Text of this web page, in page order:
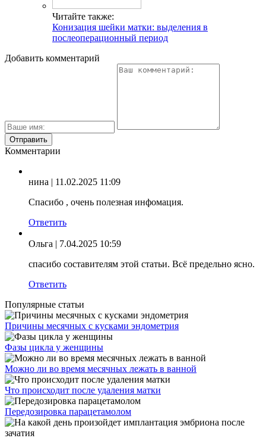
Читайте также:
Конизация шейки матки: выделения в
послеоперационный период
Добавить комментарий
Комментарии
нина | 11.02.2025 11:09
Спасибо , очень полезная инфомация.
Ответить
Ольга | 7.04.2025 10:59
спасибо составителям этой статьи. Всё предельно ясно.
Ответить
Популярные статьи
Причины месячных с кусками эндометрия
Фазы цикла у женщины
Можно ли во время месячных лежать в ванной
Что происходит после удаления матки
Передозировка парацетамолом